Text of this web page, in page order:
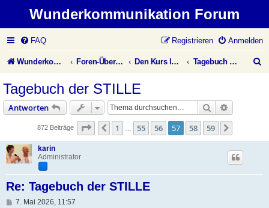
Wunderkommunikation Forum
FAQ Anmelden
Registrieren
Wunderkommunikation Website Foren-Übersicht Den Kurs leben Tagebuch der Stille
Tagebuch der STILLE
Antworten Suche
872 Beiträge Seite 57 von59
Vorherige
1 55 56 57 58 59
karin
Administrator
Re: Tagebuch der STILLE
B7. Mai 2026, 11:57